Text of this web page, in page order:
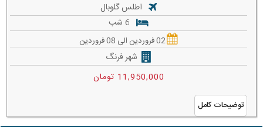
اطلس گلوبال
02 فروردین الی 08 فروردین
شهر فرنگ
11,950,000 تومان
توضیحات کامل